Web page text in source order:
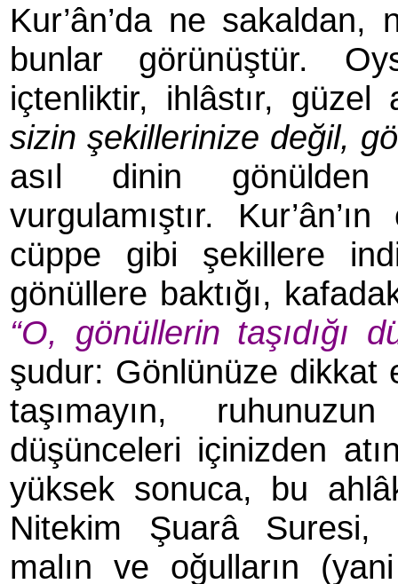
Kur’ân’da ne
bunlar görünüştür.
içtenliktir, ihlâstır, güzel
sizin şekillerinize değil,
asıl dinin gönülden
vurgulamıştır.
cüppe gibi şekillere
gönüllere baktığı,
“O, gönüllerin taşıdığı
şudur: Gönlünüze dikkat
taşımayın,
düşünceleri içinizden
yüksek sonuca, bu
Nitekim Şuarâ Suresi,
malın ve oğulların